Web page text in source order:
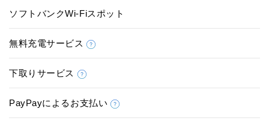
ソフトバンクWi-Fiスポット
無料充電サービス
下取りサービス
PayPayによるお支払い